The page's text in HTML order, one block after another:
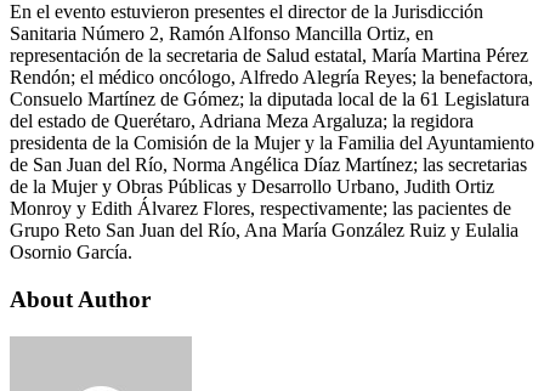
En el evento estuvieron presentes el director de la Jurisdicción
Sanitaria Número 2, Ramón Alfonso Mancilla Ortiz, en
representación de la secretaria de Salud estatal, María Martina Pérez
Rendón; el médico oncólogo, Alfredo Alegría Reyes; la benefactora,
Consuelo Martínez de Gómez; la diputada local de la 61 Legislatura
del estado de Querétaro, Adriana Meza Argaluza; la regidora
presidenta de la Comisión de la Mujer y la Familia del Ayuntamiento
de San Juan del Río, Norma Angélica Díaz Martínez; las secretarias
de la Mujer y Obras Públicas y Desarrollo Urbano, Judith Ortiz
Monroy y Edith Álvarez Flores, respectivamente; las pacientes de
Grupo Reto San Juan del Río, Ana María González Ruiz y Eulalia
Osornio García.
About Author